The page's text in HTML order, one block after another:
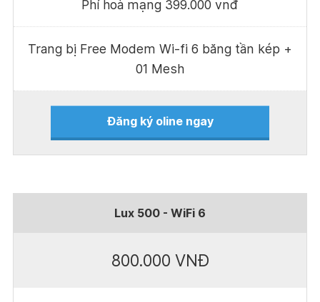
Phí hoà mạng 399.000 vnđ
Trang bị Free Modem Wi-fi 6 băng tần kép +
01 Mesh
Đăng ký oline ngay
Lux 500 - WiFi 6
800.000 VNĐ